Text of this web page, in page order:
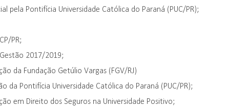
pela Pontifícia Universidade Católica do Paraná (PUC/PR);
PR;
2017/2019;
da Fundação Getúlio Vargas (FGV/RJ)
da Pontifícia Universidade Católica do Paraná (PUC/PR);
em Direito dos Seguros na Universidade Positivo;